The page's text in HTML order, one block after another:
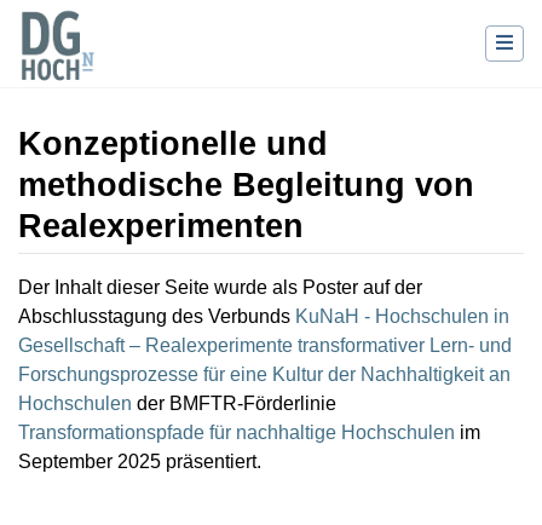
Konzeptionelle und
methodische Begleitung von
Realexperimenten
Wechseln zu:Navigation,Suche
Der Inhalt dieser Seite wurde als Poster auf der
Abschlusstagung des Verbunds KuNaH - Hochschulen in
Gesellschaft – Realexperimente transformativer Lern- und
Forschungsprozesse für eine Kultur der Nachhaltigkeit an
Hochschulen der BMFTR-Förderlinie
Transformationspfade für nachhaltige Hochschulen im
September 2025 präsentiert.